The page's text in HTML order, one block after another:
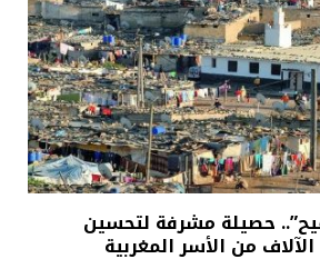
حصيلة مشرفة لتحسين
من الأسر المغربية